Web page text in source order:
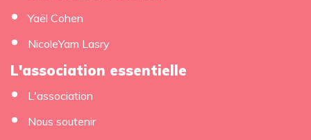
Yaël Cohen
NicoleYam Lasry
L'association essentielle
L'association
Nous soutenir